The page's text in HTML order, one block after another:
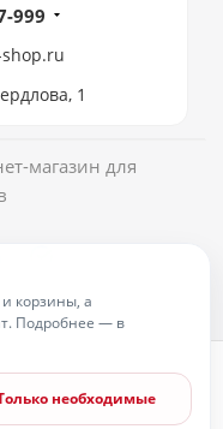
999
1
магазин для
корзины, а
Подробнее — в
необходимые